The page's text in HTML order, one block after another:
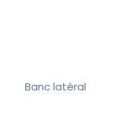
Banc latéral